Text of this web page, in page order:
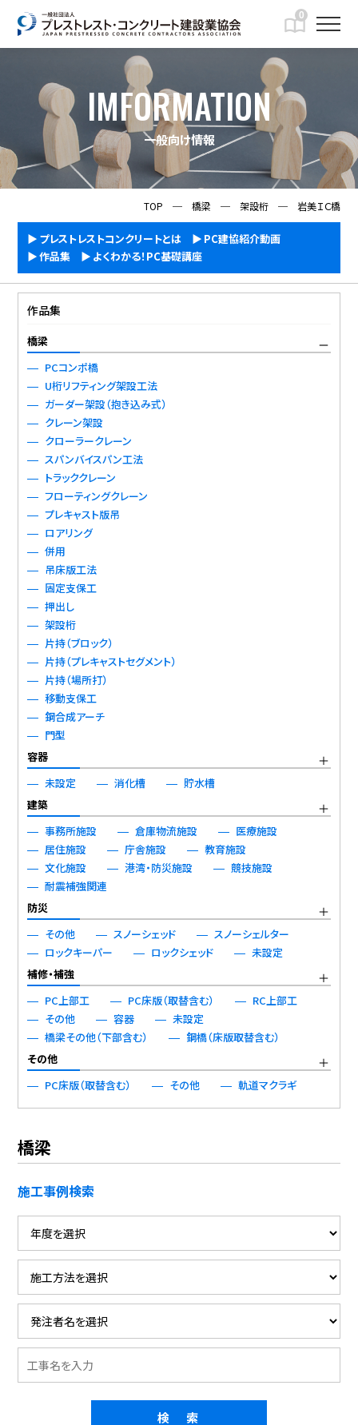
0
IMFORMATION
一般向け情報
TOP ─ 橋梁 ─ 架設桁 ─ 岩美ＩＣ橋
プレストレストコンクリートとは
PC建協紹介動画
作品集
よくわかる！PC基礎講座
作品集
橋梁
PCコンポ橋
U桁リフティング架設工法
ガーダー架設（抱き込み式）
クレーン架設
クローラークレーン
スパンバイスパン工法
トラッククレーン
フローティングクレーン
プレキャスト版吊
ロアリング
併用
吊床版工法
固定支保工
押出し
架設桁
片持（ブロック）
片持（プレキャストセグメント）
片持（場所打）
移動支保工
鋼合成アーチ
門型
容器
未設定
消化槽
貯水槽
建築
事務所施設
倉庫物流施設
医療施設
居住施設
庁舎施設
教育施設
文化施設
港湾・防災施設
競技施設
耐震補強関連
防災
その他
スノーシェッド
スノーシェルター
ロックキーパー
ロックシェッド
未設定
補修・補強
PC上部工
PC床版（取替含む）
RC上部工
その他
容器
未設定
橋梁その他（下部含む）
鋼橋（床版取替含む）
その他
PC床版（取替含む）
その他 軌道マクラギ
橋梁
施工事例検索